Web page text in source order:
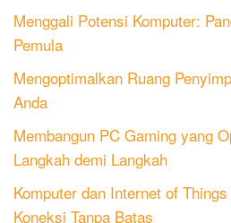
Menggali Potensi Komputer:
Pemula
Mengoptimalkan Ruang
Anda
Membangun PC Gaming yang
Langkah demi Langkah
Komputer dan Internet of
Koneksi Tanpa Batas